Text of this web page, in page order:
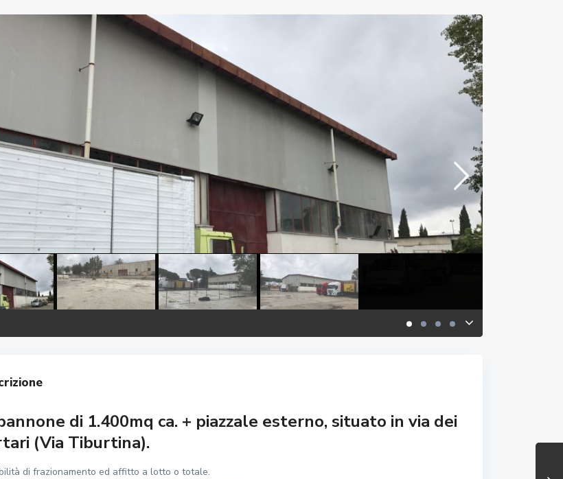
di 1.400mq ca. + piazzale esterno, situato in via dei
(Via Tiburtina).
di frazionamento ed affitto a lotto o totale.